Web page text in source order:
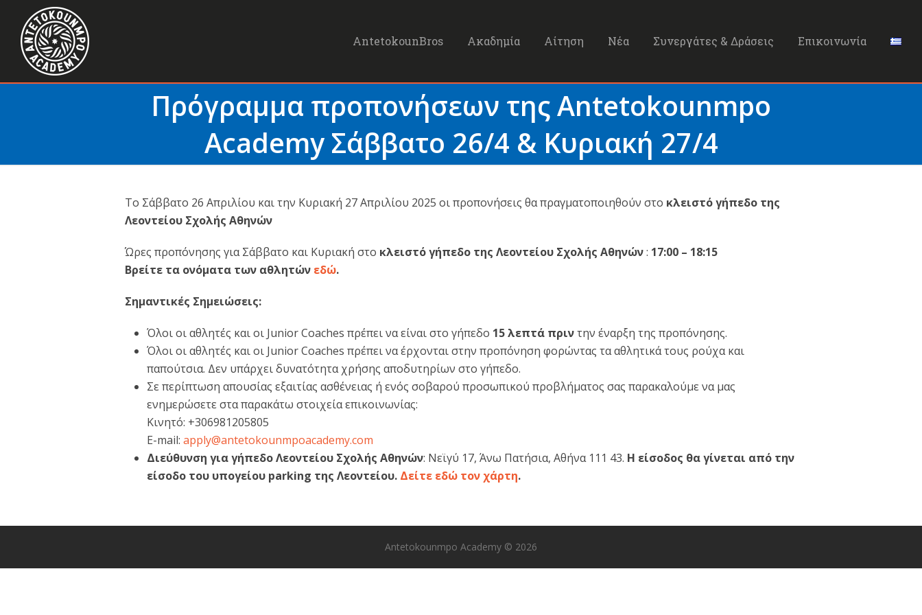
AntetokounBros Ακαδημία Αίτηση Νέα Συνεργάτες & Δράσεις Επικοινωνία
Πρόγραμμα προπονήσεων της Antetokounmpo
Academy Σάββατο 26/4 & Κυριακή 27/4
Το Σάββατο 26 Απριλίου και την Κυριακή 27 Απριλίου 2025 οι προπονήσεις θα πραγματοποιηθούν στο κλειστό γήπεδο της
Λεοντείου Σχολής Αθηνών
Ώρες προπόνησης για Σάββατο και Κυριακή στο κλειστό γήπεδο της Λεοντείου Σχολής Αθηνών: 17:00 – 18:15
Βρείτε τα ονόματα των αθλητών εδώ.
Σημαντικές Σημειώσεις:
Όλοι οι αθλητές και οι Junior Coaches πρέπει να είναι στο γήπεδο 15 λεπτά πριντην έναρξη της προπόνησης.
Όλοι οι αθλητές και οι Junior Coaches πρέπει να έρχονται στην προπόνηση φορώντας τα αθλητικά τους ρούχα και
παπούτσια. Δεν υπάρχει δυνατότητα χρήσης αποδυτηρίων στο γήπεδο.
Σε περίπτωση απουσίας εξαιτίας ασθένειας ή ενός σοβαρού προσωπικού προβλήματος σας παρακαλούμε να μας
ενημερώσετε στα παρακάτω στοιχεία επικοινωνίας:
Κινητό: +306981205805
E-mail: apply@antetokounmpoacademy.com
Διεύθυνση για γήπεδο Λεοντείου Σχολής Αθηνών: Νεϊγύ 17, Άνω Πατήσια, Αθήνα 111 43. Η είσοδος θα γίνεται από την
είσοδο του υπογείου parking της Λεοντείου. Δείτε εδώ τον χάρτη.
Antetokounmpo Academy © 2026